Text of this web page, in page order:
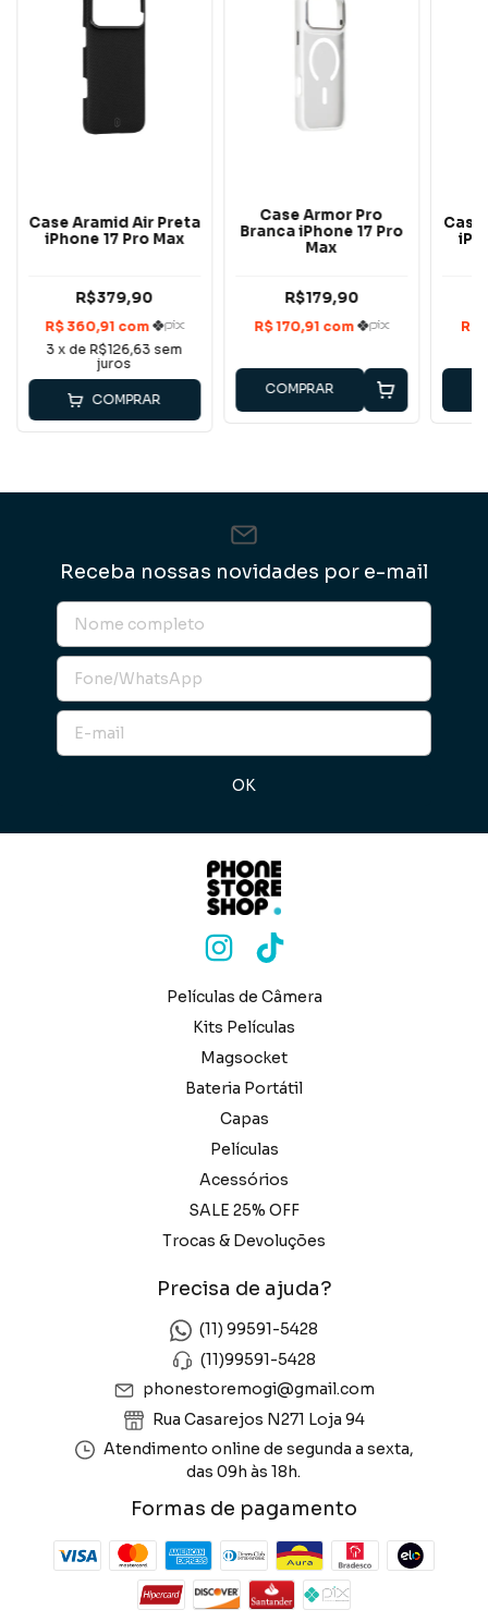
Case Aramid Air Preta
iPhone 17 Pro Max
R$379,90
3 x deR$126,63 sem
juros
COMPRAR
Case Armor Pro
Branca iPhone 17 Pro
Max
R$179,90
COMPRAR
Receba nossas novidades por e-mail
Películas de Câmera
Kits Películas
Magsocket
Bateria Portátil
Capas
Películas
Acessórios
SALE 25% OFF
Trocas & Devoluções
Precisa de ajuda?
(11) 99591-5428
(11)99591-5428
phonestoremogi@gmail.com
Rua Casarejos N271 Loja 94
Atendimento online de segunda a sexta,
das 09h às 18h.
Formas de pagamento